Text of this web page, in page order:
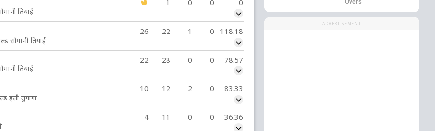
1 0 0 0
तियाई
26 22 1 0 118.18
सौमानी तियाई
22 28 0 0 78.57
तियाई
10 12 2 0 83.33
इली तुगागा
4 11 0 0 36.36
Overs
ADVERTISEMENT